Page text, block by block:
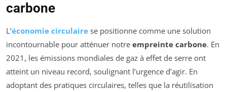
carbone
L’économie circulaire se positionne comme une solution
incontournable pour atténuer notre empreinte carbone. En
2021, les émissions mondiales de gaz à effet de serre ont
atteint un niveau record, soulignant l’urgence d’agir. En
adoptant des pratiques circulaires, telles que la réutilisation